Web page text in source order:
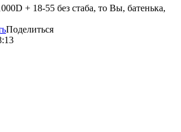
+ 18-55 без стаба, то Вы, батенька,
Поделиться